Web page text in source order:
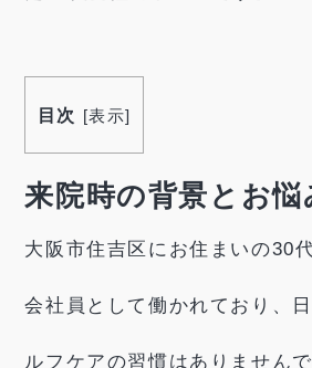
目次 [表示]
来院時の背景とお悩
大阪市住吉区にお住まいの30代
会社員として働かれており、
ルフケアの習慣はありませんで